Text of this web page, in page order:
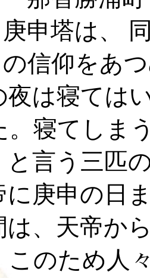
庚申塔は、
の信仰をあ
夜は寝ては
。寝てしま
と言う三匹
に庚申の日
は、天帝か
このため人